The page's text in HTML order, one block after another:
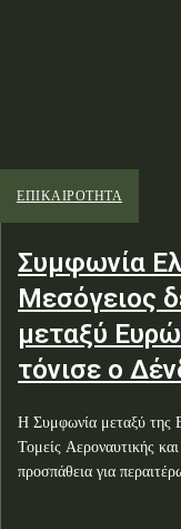
ΕΠΙΚΑΙΡΟΤΗΤΑ
Συμφωνία
Μεσόγειος
μεταξύ
τόνισε ο
Η Συμφωνία μεταξύ της
Τομείς Αεροναυτικής
προσπάθεια για